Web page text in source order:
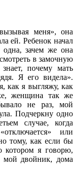
меня», она
ей. Ребенок начал
одна, зачем же она
в замочную
почему мать
Я его видела».
как я выгляжу, как
женщина так же
не раз, мой
Подчеркну одно
случае, когда
или
тому, как если бы
котором я говорю,
мой двойник, дома